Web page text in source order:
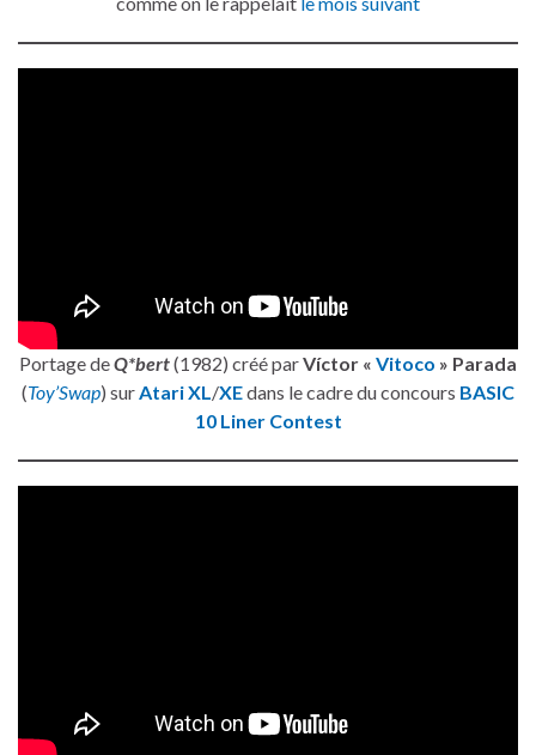
Portage deQ*bert(1982) créé parVíctor « Vitoco » Parada
(Toy’Swap) surAtari XL/XEdans le cadre du concours BASIC
10 Liner Contest